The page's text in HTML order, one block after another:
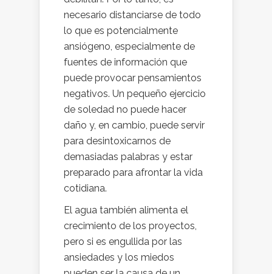
necesario distanciarse de todo
lo que es potencialmente
ansiógeno, especialmente de
fuentes de información que
puede provocar pensamientos
negativos. Un pequeño ejercicio
de soledad no puede hacer
daño y, en cambio, puede servir
para desintoxicarnos de
demasiadas palabras y estar
preparado para afrontar la vida
cotidiana.
El agua también alimenta el
crecimiento de los proyectos,
pero si es engullida por las
ansiedades y los miedos